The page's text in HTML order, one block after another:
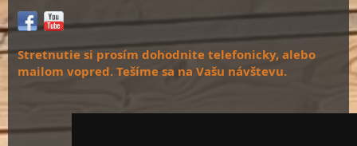
Stretnutie si prosím dohodnite telefonicky, alebo
mailom vopred. Tešíme sa na Vašu návštevu.